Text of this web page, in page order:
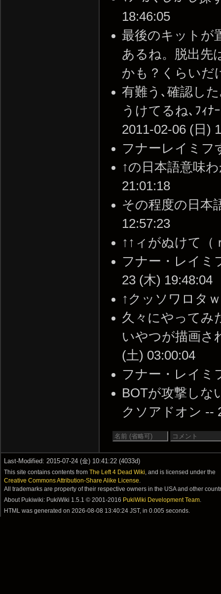
18:46:05
最後のキットが
あるね。脱出先
かも？くらいだ
有難う､確認し
うけてるね､ﾌｨ
2011-02-06 (日)
フナーレイミフ
↑の日本語意味
21:01:18
その程度の日本
12:57:23
↑↑ィがぬけて（
フナー・レイミ
23 (木) 19:48:04
↑クッソワロタ
久々にやってみ
いやつが描画さ
(土) 03:00:04
フナー・レイミ
BOTが攻撃しな
クソアドオン --
Last-Modified: 2015-07-24 (金) 10:41:22 (4033d)
This site contains contents from The Left 4 Dead Wiki , and is licensed under the
Creative Commons Attribution-Share Alike License
All trademarks are property of their respective owners in the USA and other
About Pukiwiki: PukiWiki 1.5.1 © 2001-2016 PukiWiki Development Team
HTML was generated on2026-08-08 13:40:24 JST, in 0.005 seconds.